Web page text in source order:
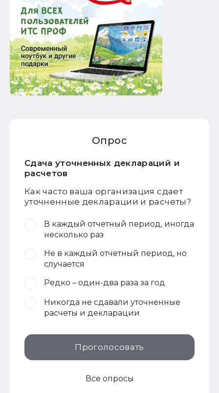
Опрос
Сдача уточненных деклараций и
расчетов
Как часто ваша организация сдает
уточненные декларации и расчеты?
В каждый отчетный период, иногда
несколько раз
Не в каждый отчетный период, но
случается
Редко – один-два раза за год
Никогда не сдавали уточненные
расчеты и декларации
Проголосовать
Все опросы